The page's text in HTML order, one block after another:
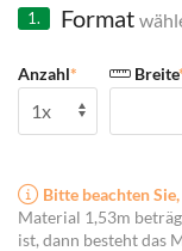
1. Format
Anzahl* Breite
Bitte beachten Sie,
Material 1,53m
ist, dann besteht das